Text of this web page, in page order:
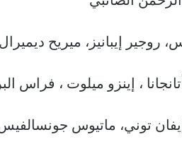
روجير إيبانيز، ميريح
، إينزو ميلوت ، فراس
توني، ماتيوس